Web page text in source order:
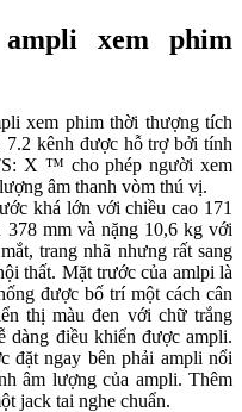
xem phim
xem phim thời thượng tích
kênh được hỗ trợ bởi tính
X ™ cho phép người xem
âm thanh vòm thú vị.
khá lớn với chiều cao 171
378 mm và nặng 10,6 kg với
trang nhã nhưng rất sang
thất. Mặt trước của amlpi là
được bố trí một cách cân
thị màu đen với chữ trắng
dàng điều khiển được ampli.
đặt ngay bên phải ampli nổi
âm lượng của ampli. Thêm
jack tai nghe chuẩn.